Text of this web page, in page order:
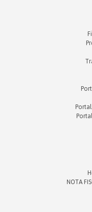
NOTA